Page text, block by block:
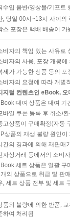
수입 음반/영상물/기프트
, 당일 00시~13시 사이의
스 포장은 택배 배송이
비자의 책임 있는 사유로
비자의 사용, 포장 개봉
제가 가능한 상품 등의
비자의 요청에 따라 개별
지털 컨텐츠인 eBook,
대여 상품은 대여 기
바일 쿠폰 등록 후 취소/
고상품이 구매확정(자동
상품의 재생 불량 원인
간의 경과에 의해 재판매
자상거래 등에서의 소비
세트 상품은 일괄 구
의 상품으로 취급 및 판
, 세트 상품 전부 및 세트
품의 불량에 의한 반품,
하여 처리됨